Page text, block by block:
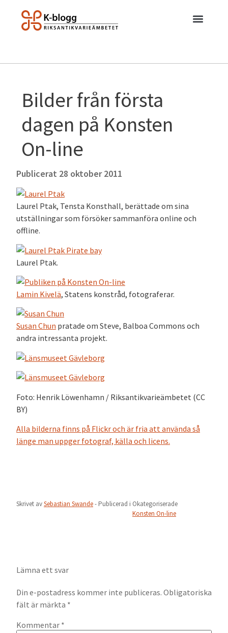
Bilder från första
dagen på Konsten
On-line
Publicerat 28 oktober 2011
Laurel Ptak, Tensta Konsthall, berättade om sina
utställningar som försöker sammanföra online och
offline.
Laurel Ptak.
Lamin Kivelä, Statens konstråd, fotograferar.
Susan Chun pratade om Steve, Balboa Commons och
andra intressanta projekt.
Foto: Henrik Löwenhamn / Riksantikvarieämbetet (CC
BY)
Alla bilderna finns på Flickr och är fria att använda så
länge man uppger fotograf, källa och licens.
Skrivet avSebastian Swande- Publicerad i Okategoriserade
Konsten On-line
Lämna ett svar
Din e-postadress kommer inte publiceras. Obligatoriska
fält är märkta *
Kommentar *